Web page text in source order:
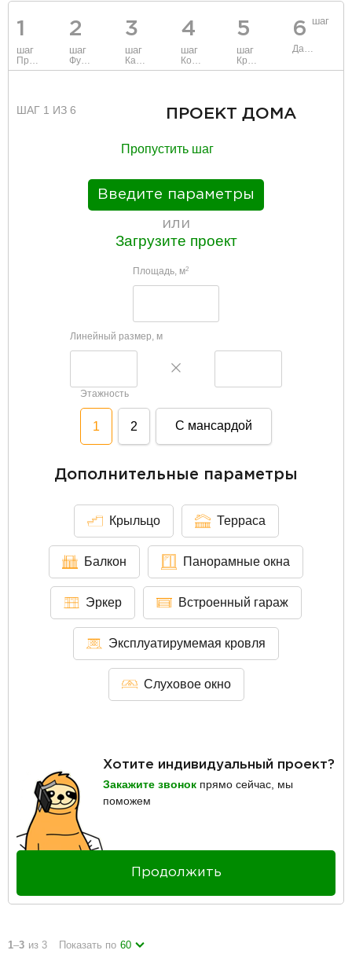
1
шаг
Проект
2
шаг
Фундамент
3
шаг
Каркас и стены
4
шаг
Коммуникации
5
шаг
Крыша
6 шаг
Данные
ШАГ 1 ИЗ 6 ПРОЕКТ ДОМА
Пропустить шаг
Введите параметры
или
Загрузите проект
Площадь, м2
Линейный размер, м
Этажность
1 2 С мансардой
Дополнительные параметры
Крыльцо Терраса
Балкон Панорамные окна
Эркер Встроенный гараж
Эксплуатирумемая кровля
Слуховое окно
Хотите индивидуальный проект?
Закажите звонок прямо сейчас, мы
поможем
Продолжить
1–3 из 3 Показать по 60